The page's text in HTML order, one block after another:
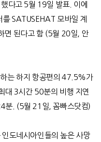
다고5월 19일 발표. 이에
를SATUSEHAT 모바일 계
면 된다고 함(5월 20일, 안
는 하지 항공편의 47.5%가
대 3시간50분의 비행 지연
분. (5월 21 일, 꼼빠스닷컴)
도네시아인들의 높은 사망